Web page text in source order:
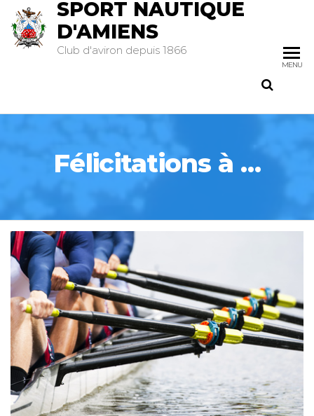
SPORT NAUTIQUE
D'AMIENS
Club d'aviron depuis 1866
MENU
Félicitations à …